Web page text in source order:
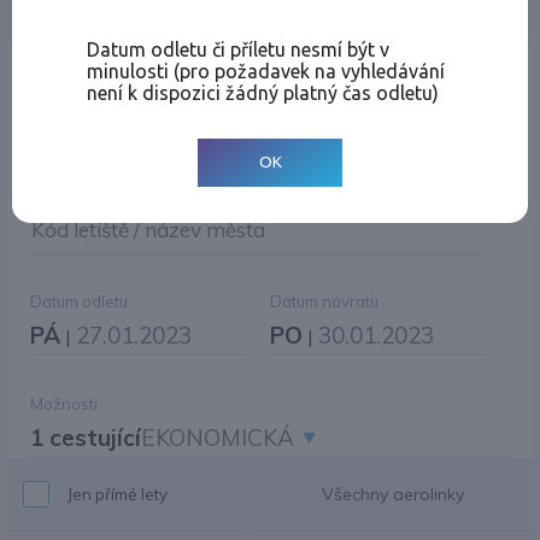
Místo odletu
Kód letiště / název města
Datum odletu
PÁ | 27.01.2023
Datum návratu
PO | 30.01.2023
Možnosti
1 cestujícíEKONOMICKÁ
Jen přímé lety Všechny aerolinky
Datum odletu či příletu nesmí být v
minulosti (pro požadavek na vyhledávání
není k dispozici žádný platný čas odletu)
OK